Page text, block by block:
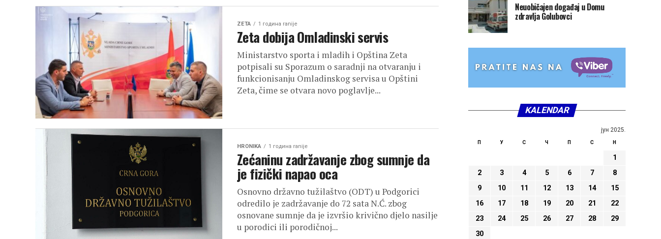
ZETA 1 година ranije
Zeta dobija Omladinski servis
Ministarstvo sporta i mladih i Opština Zeta
potpisali su Sporazum o saradnji na otvaranju i
funkcionisanju Omladinskog servisa u Opštini
Zeta, čime se otvara novo poglavlje...
HRONIKA 1 година ranije
Zećaninu zadržavanje zbog sumnje da
je fizički napao oca
Osnovno državno tužilaštvo (ODT) u Podgorici
odredilo je zadržavanje do 72 sata N.Ć. zbog
osnovane sumnje da je izvršio krivično djelo nasilje
u porodici ili porodičnoj...
Neuobičajen događaj u Domu
zdravlja Golubovci
KALENDAR
јун 2025.
П У С Ч П С Н
1
2
3 4 5 6 7
8
9
10 11 12 13 14
15
16
17 18 19 20 21
22
23
24 25 26 27 28
29
30